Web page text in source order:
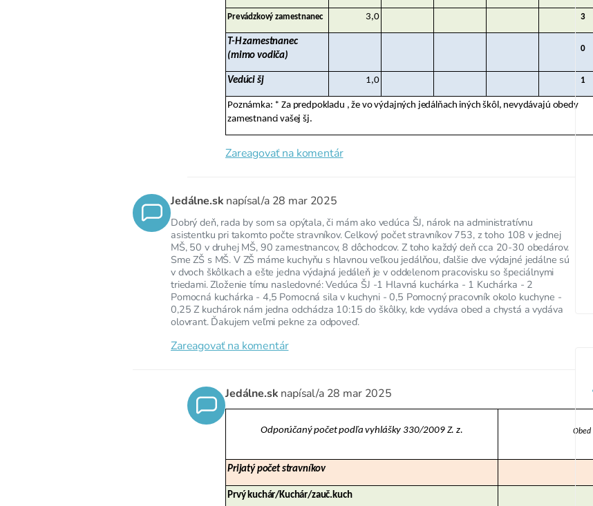
Prevádzkový zamestnanec 3,0 3
T-H zamestnanec
(mimo vodiča)
0
Vedúci šj 1,0 1
Poznámka: * Za predpokladu , že vo výdajných jedálňach iných škôl, nevydávajú obedy
zamestnanci vašej šj.
Zareagovať na komentár
Jedálne.sk napísal/a 28 mar 2025
Dobrý deň, rada by som sa opýtala, či mám ako vedúca ŠJ, nárok na administratívnu
asistentku pri takomto počte stravníkov. Celkový počet stravníkov 753, z toho 108 v jednej
MŠ, 50 v druhej MŠ, 90 zamestnancov, 8 dôchodcov. Z toho každý deň cca 20-30 obedárov.
Sme ZŠ s MŠ. V ZŠ máme kuchyňu s hlavnou veľkou jedálňou, ďalšie dve výdajné jedálne sú
v dvoch škôlkach a ešte jedna výdajná jedáleň je v oddelenom pracovisku so špeciálnymi
triedami. Zloženie tímu nasledovné: Vedúca ŠJ -1 Hlavná kuchárka - 1 Kuchárka - 2
Pomocná kuchárka - 4,5 Pomocná sila v kuchyni - 0,5 Pomocný pracovník okolo kuchyne -
0,25 Z kuchárok nám jedna odchádza 10:15 do škôlky, kde vydáva obed a chystá a vydáva
olovrant. Ďakujem veľmi pekne za odpoveď.
Zareagovať na komentár
Jedálne.sk napísal/a 28 mar 2025
Odporúčaný počet podľa vyhlášky 330/2009 Z. z. Obed
Prijatý počet stravníkov
Prvý kuchár/Kuchár/zauč.kuch